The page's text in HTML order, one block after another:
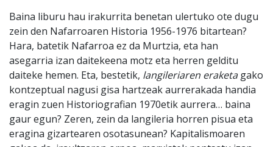
Baina liburu hau irakurrita benetan ulertuko ote dugu
zein den Nafarroaren Historia 1956-1976 bitartean?
Hara, batetik Nafarroa ez da Murtzia, eta han
asegarria izan daitekeena motz eta herren gelditu
daiteke hemen. Eta, bestetik, langileriaren eraketagako
kontzeptual nagusi gisa hartzeak aurrerakada handia
eragin zuen Historiografian 1970etik aurrera… baina
gaur egun? Zeren, zein da langileria horren pisua eta
eragina gizartearen osotasunean? Kapitalismoaren